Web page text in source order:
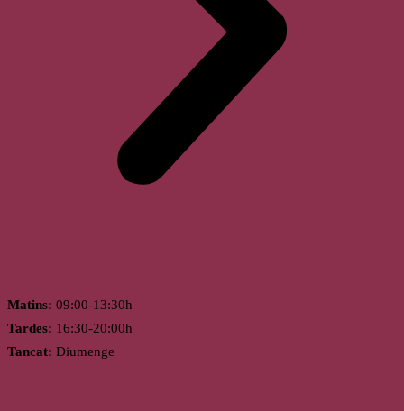
Matins: 09:00-13:30h
Tardes: 16:30-20:00h
Tancat: Diumenge